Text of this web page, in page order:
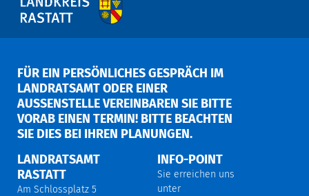
FÜR EIN PERSÖNLICHES GESPRÄCH IM
LANDRATSAMT ODER EINER
AUSSENSTELLE VEREINBAREN SIE BITTE V
ORAB EINEN TERMIN! BITTE BEACHTEN S
IE DIES BEI IHREN PLANUNGEN.
LANDRATSAMT
RASTATT
Am Schlossplatz 5
INFO-POINT
Sie erreichen uns
unter